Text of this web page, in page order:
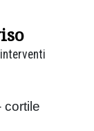
cortile